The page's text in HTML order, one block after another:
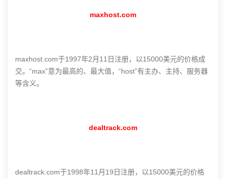
maxhost.com
maxhost.com于1997年2月11日注册，以15000美元的价格成
交。“max”意为最高的、最大值，“host”有主办、主持、服务器
等含义。
dealtrack.com
dealtrack.com于1998年11月19日注册，以15000美元的价格